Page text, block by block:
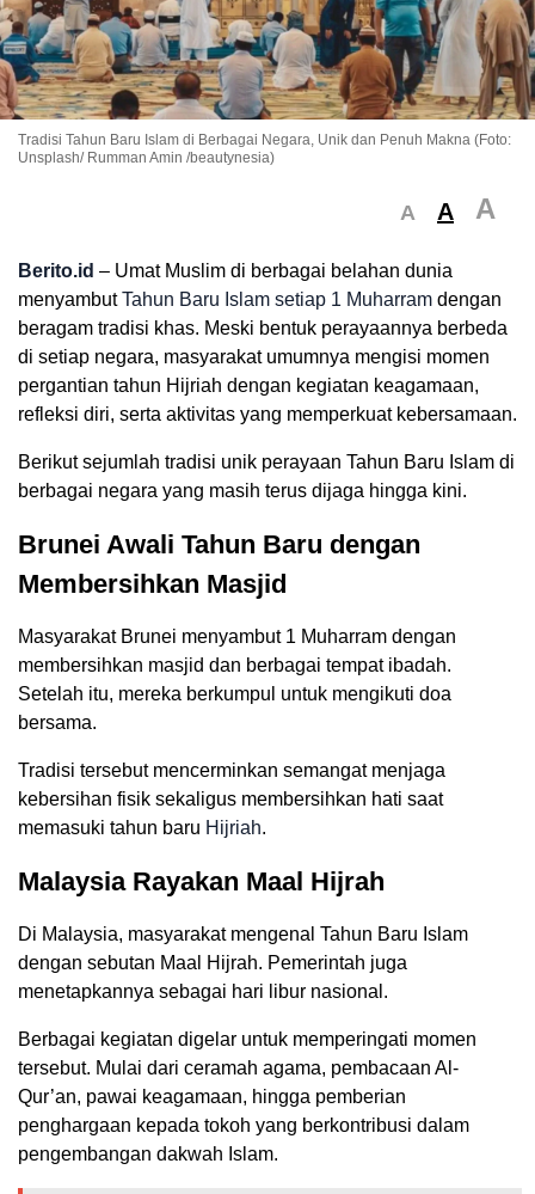
Tradisi Tahun Baru Islam di Berbagai Negara, Unik dan Penuh Makna (Foto:
Unsplash/ Rumman Amin /beautynesia)
A A A
Berito.id – Umat Muslim di berbagai belahan dunia
menyambutTahun Baru Islam setiap 1 Muharram dengan
beragam tradisi khas. Meski bentuk perayaannya berbeda
di setiap negara, masyarakat umumnya mengisi momen
pergantian tahun Hijriah dengan kegiatan keagamaan,
refleksi diri, serta aktivitas yang memperkuat kebersamaan.
Berikut sejumlah tradisi unik perayaan Tahun Baru Islam di
berbagai negara yang masih terus dijaga hingga kini.
Brunei Awali Tahun Baru dengan
Membersihkan Masjid
Masyarakat Brunei menyambut 1 Muharram dengan
membersihkan masjid dan berbagai tempat ibadah.
Setelah itu, mereka berkumpul untuk mengikuti doa
bersama.
Tradisi tersebut mencerminkan semangat menjaga
kebersihan fisik sekaligus membersihkan hati saat
memasuki tahun baru Hijriah.
Malaysia Rayakan Maal Hijrah
Di Malaysia, masyarakat mengenal Tahun Baru Islam
dengan sebutan Maal Hijrah. Pemerintah juga
menetapkannya sebagai hari libur nasional.
Berbagai kegiatan digelar untuk memperingati momen
tersebut. Mulai dari ceramah agama, pembacaan Al-
Qur’an, pawai keagamaan, hingga pemberian
penghargaan kepada tokoh yang berkontribusi dalam
pengembangan dakwah Islam.